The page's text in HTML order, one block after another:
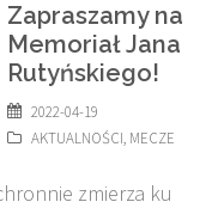
Zapraszamy na
Memoriał Jana
Rutyńskiego!
2022-04-19
AKTUALNOŚCI, MECZE
zmierza ku